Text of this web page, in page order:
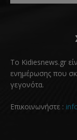
Το Kidiesnews.gr
ενημέρωσης που
γεγονότα.
Επικοινωνήστε :